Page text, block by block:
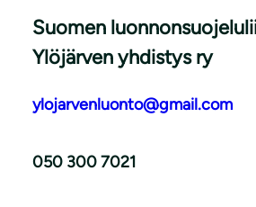
Suomen
Ylöjärven yhdistys ry
ylojarvenluonto@gmail.com
050 300 7021